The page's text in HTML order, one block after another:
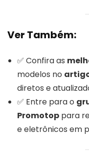
Ver Também:
✅ Confira as
modelos no
diretos e
✅ Entre para o
Promotop para
e eletrônicos em